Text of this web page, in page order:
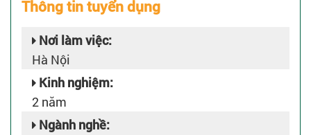
Thông tin tuyển dụng
Nơi làm việc:
Hà Nội
Kinh nghiệm:
2 năm
Ngành nghề: